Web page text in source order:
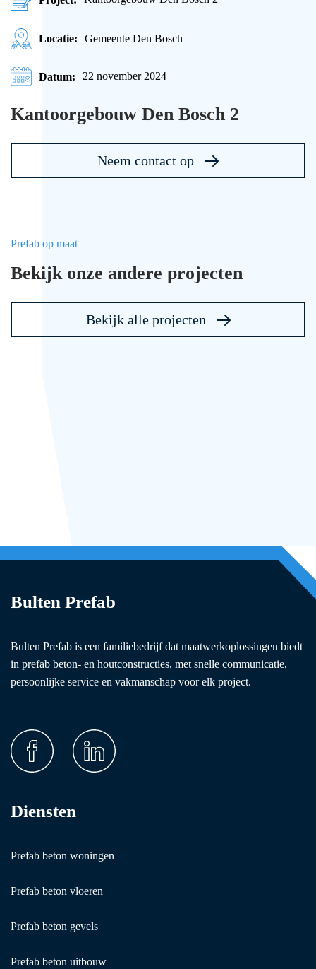
Kantoorgebouw Den Bosch 2
Neem contact op
Locatie: Gemeente Den Bosch
Datum: 22 november 2024
Prefab op maat
Bekijk onze andere projecten
Bekijk alle projecten
Bulten Prefab
Bulten Prefab is een familiebedrijf dat maatwerkoplossingen biedt
in prefab beton- en houtconstructies, met snelle communicatie,
persoonlijke service en vakmanschap voor elk project.
Diensten
Prefab beton woningen
Prefab beton vloeren
Prefab beton gevels
Prefab beton uitbouw